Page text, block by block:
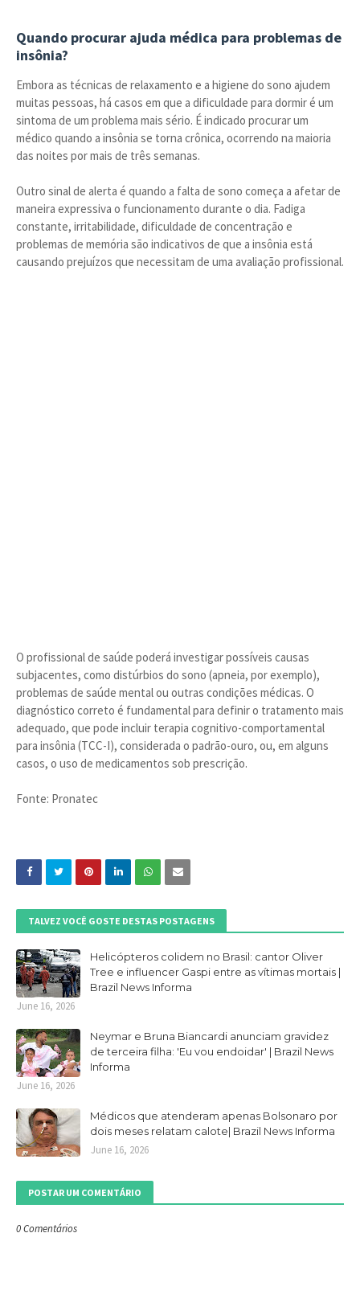
Quando procurar ajuda médica para problemas de
insônia?
Embora as técnicas de relaxamento e a higiene do sono ajudem
muitas pessoas, há casos em que a dificuldade para dormir é um
sintoma de um problema mais sério. É indicado procurar um
médico quando a insônia se torna crônica, ocorrendo na maioria
das noites por mais de três semanas.
Outro sinal de alerta é quando a falta de sono começa a afetar de
maneira expressiva o funcionamento durante o dia. Fadiga
constante, irritabilidade, dificuldade de concentração e
problemas de memória são indicativos de que a insônia está
causando prejuízos que necessitam de uma avaliação profissional.
O profissional de saúde poderá investigar possíveis causas
subjacentes, como distúrbios do sono (apneia, por exemplo),
problemas de saúde mental ou outras condições médicas. O
diagnóstico correto é fundamental para definir o tratamento mais
adequado, que pode incluir terapia cognitivo-comportamental
para insônia (TCC-I), considerada o padrão-ouro, ou, em alguns
casos, o uso de medicamentos sob prescrição.
Fonte: Pronatec
TALVEZ VOCÊ GOSTE DESTAS POSTAGENS
Helicópteros colidem no Brasil: cantor Oliver
Tree e influencer Gaspi entre as vítimas mortais |
Brazil News Informa
June 16, 2026
Neymar e Bruna Biancardi anunciam gravidez
de terceira filha: 'Eu vou endoidar' | Brazil News
Informa
June 16, 2026
Médicos que atenderam apenas Bolsonaro por
dois meses relatam calote| Brazil News Informa
June 16, 2026
POSTAR UM COMENTÁRIO
0 Comentários